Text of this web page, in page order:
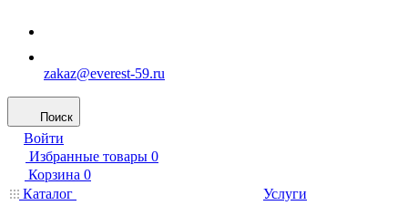
zakaz@everest-59.ru
Поиск
Войти
Избранные товары 0
Корзина 0
Каталог
Услуги